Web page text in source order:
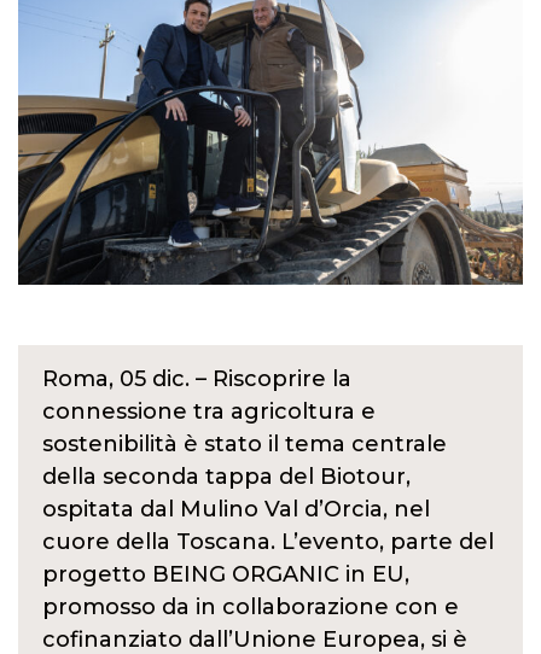
Roma, 05 dic. – Riscoprire la
connessione tra agricoltura e
sostenibilità è stato il tema centrale
della seconda tappa del Biotour,
ospitata dal Mulino Val d’Orcia, nel
cuore della Toscana. L’evento, parte del
progetto BEING ORGANIC in EU,
promosso da in collaborazione con e
cofinanziato dall’Unione Europea, si è